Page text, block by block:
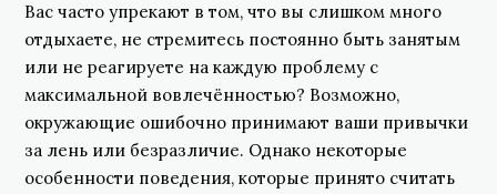
Вас часто упрекают в том, что вы слишком много
отдыхаете, не стремитесь постоянно быть занятым
или не реагируете на каждую проблему с
максимальной вовлечённостью? Возможно,
окружающие ошибочно принимают ваши привычки
за лень или безразличие. Однако некоторые
особенности поведения, которые принято считать